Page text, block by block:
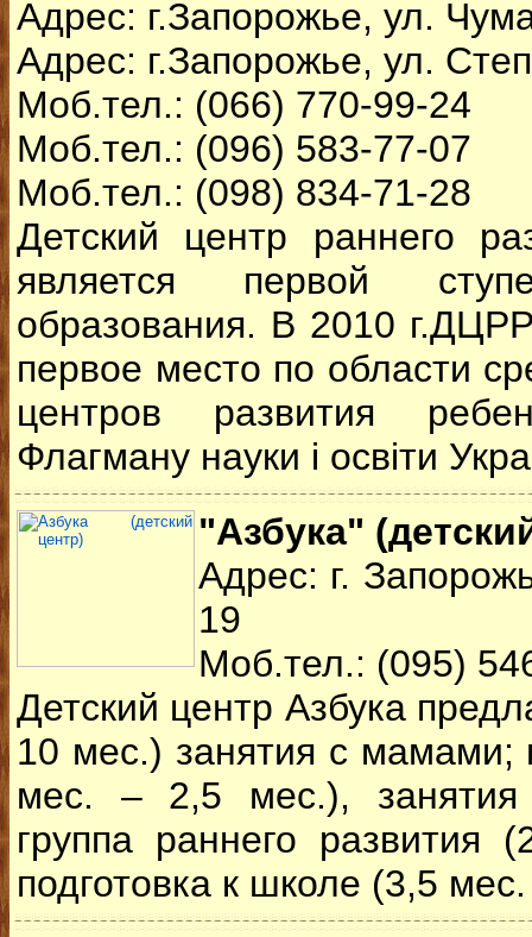
Адрес: г.Запорожье, ул.
Адрес: г.Запорожье, ул.
Моб.тел.: (066) 770-99-24
Моб.тел.: (096) 583-77-07
Моб.тел.: (098) 834-71-28
Детский центр раннего
является первой
образования. В 2010
первое место по области
центров развития
Флагману науки i освiти
"Азбука"
Адрес: г.
19
Моб.тел.: (095)
Детский центр Азбука
10 мес.) занятия с
мес. – 2,5 мес.),
группа раннего
подготовка к школе (3,5